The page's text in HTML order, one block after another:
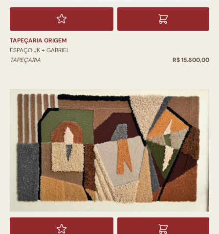
TAPEÇARIA ORIGEM
ESPAÇO JK + GABRIEL
TAPEÇARIA
R$ 15.800,00